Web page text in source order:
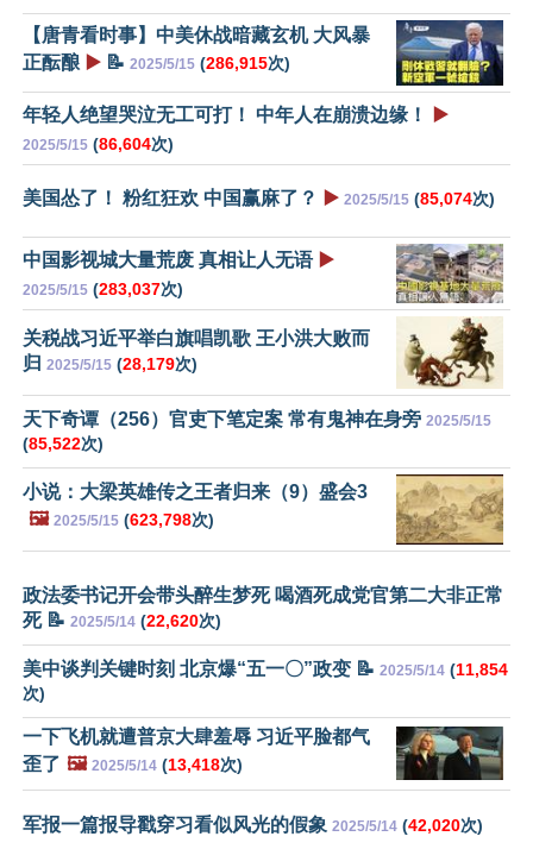
【唐青看时事】中美休战暗藏玄机 大风暴
正酝酿 ▶️ 📝 2025/5/15 (286,915次)
年轻人绝望哭泣无工可打！ 中年人在崩溃边缘！ ▶️
2025/5/15 (86,604次)
美国怂了！ 粉红狂欢 中国赢麻了？ ▶️ 2025/5/15 (85,074次)
中国影视城大量荒废 真相让人无语 ▶️
2025/5/15 (283,037次)
关税战习近平举白旗唱凯歌 王小洪大败而
归 2025/5/15 (28,179次)
天下奇谭（256）官吏下笔定案 常有鬼神在身旁 2025/5/15
(85,522次)
小说：大梁英雄传之王者归来（9）盛会3
🖼️ 2025/5/15 (623,798次)
政法委书记开会带头醉生梦死 喝酒死成党官第二大非正常
死 📝 2025/5/14 (22,620次)
美中谈判关键时刻 北京爆“五一〇”政变 📝 2025/5/14 (11,854
次)
一下飞机就遭普京大肆羞辱 习近平脸都气
歪了 🖼️ 2025/5/14 (13,418次)
军报一篇报导戳穿习看似风光的假象 2025/5/14 (42,020次)